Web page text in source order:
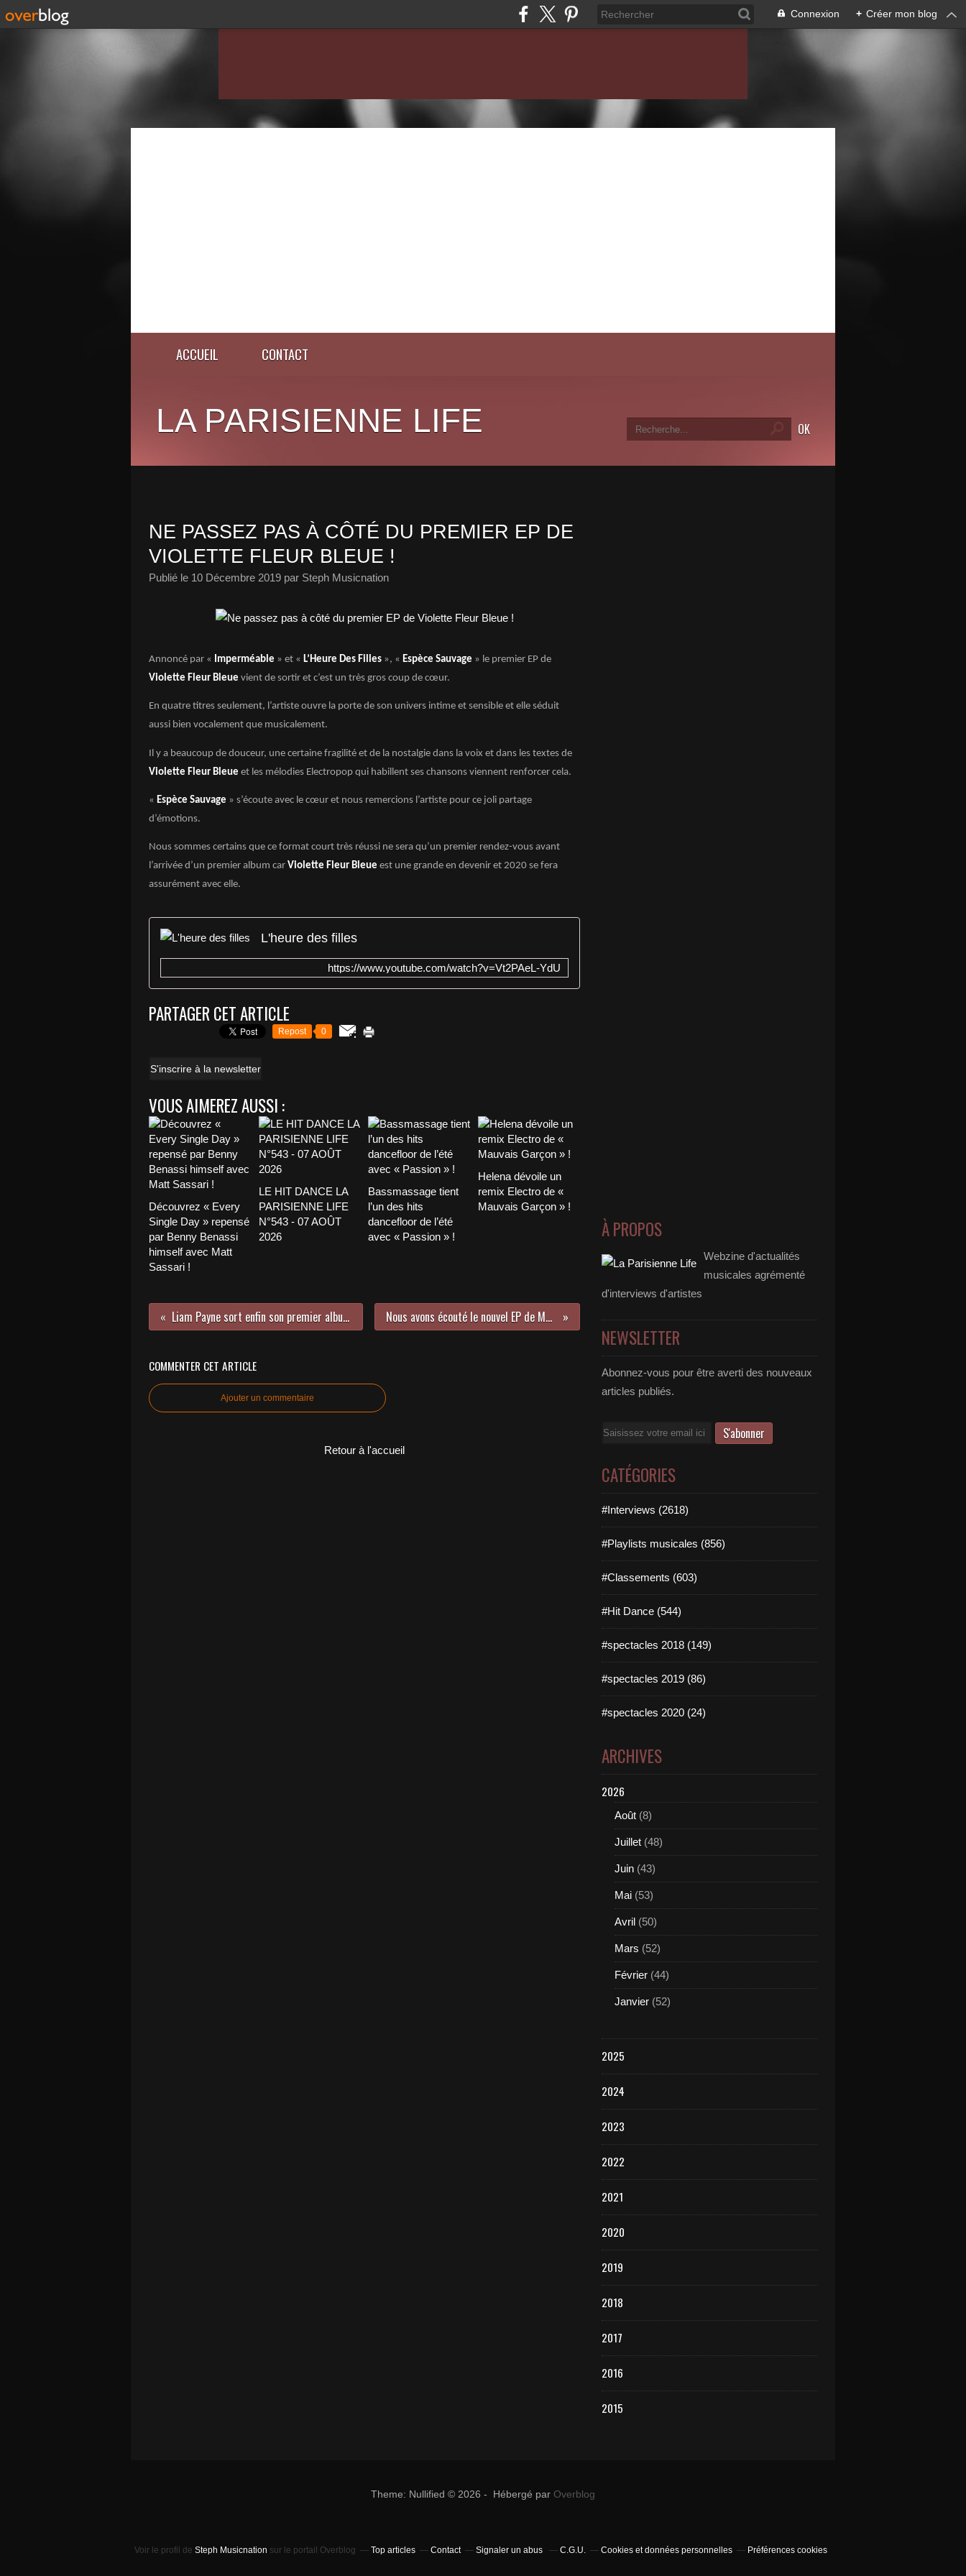
Connexion + Créer mon blog
ACCUEIL CONTACT
LA PARISIENNE LIFE
NE PASSEZ PAS À CÔTÉ DU PREMIER EP DE
VIOLETTE FLEUR BLEUE !
Publié le 10 Décembre 2019 par Steph Musicnation
Annoncé par « Imperméable » et « L’Heure Des Filles », « Espèce Sauvage » le premier EP de
Violette Fleur Bleue vient de sortir et c’est un très gros coup de cœur.
En quatre titres seulement, l’artiste ouvre la porte de son univers intime et sensible et elle séduit
aussi bien vocalement que musicalement.
Il y a beaucoup de douceur, une certaine fragilité et de la nostalgie dans la voix et dans les textes de
Violette Fleur Bleue et les mélodies Electropop qui habillent ses chansons viennent renforcer cela.
« Espèce Sauvage » s’écoute avec le cœur et nous remercions l’artiste pour ce joli partage
d’émotions.
Nous sommes certains que ce format court très réussi ne sera qu’un premier rendez-vous avant
l’arrivée d’un premier album car Violette Fleur Bleue est une grande en devenir et 2020 se fera
assurément avec elle.
L'heure des filles
https://www.youtube.com/watch?v=Vt2PAeL-YdU
PARTAGER CET ARTICLE
Repost 0
S'inscrire à la newsletter
VOUS AIMEREZ AUSSI :
Découvrez « Every
Single Day » repensé
par Benny Benassi
himself avec Matt
Sassari !
LE HIT DANCE LA
PARISIENNE LIFE
N°543 - 07 AOÛT
2026
Bassmassage tient
l’un des hits
dancefloor de l’été
avec « Passion » !
Helena dévoile un
remix Electro de «
Mauvais Garçon » !
Liam Payne sort enfin son premier album solo ! Nous avons écouté le nouvel EP de Mad Trip !
COMMENTER CET ARTICLE
Ajouter un commentaire
Retour à l'accueil
À PROPOS
Webzine d'actualités
musicales agrémenté
d'interviews d'artistes
NEWSLETTER
Abonnez-vous pour être averti des nouveaux
articles publiés.
Email
CATÉGORIES
#Interviews (2618)
#Playlists musicales (856)
#Classements (603)
#Hit Dance (544)
#spectacles 2018 (149)
#spectacles 2019 (86)
#spectacles 2020 (24)
ARCHIVES
2026
Août (8)
Juillet (48)
Juin (43)
Mai (53)
Avril (50)
Mars (52)
Février (44)
Janvier (52)
2025
2024
2023
2022
2021
2020
2019
2018
2017
2016
2015
Theme: Nullified © 2026 - Hébergé par Overblog
Voir le profil de Steph Musicnation sur le portail Overblog Top articles Contact Signaler un abus C.G.U. Cookies et données personnelles Préférences cookies